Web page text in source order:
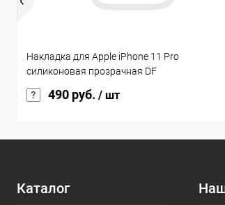
Накладка для Apple iPhone 11 Pro
силиконовая прозрачная DF
490 руб. / шт
Каталог